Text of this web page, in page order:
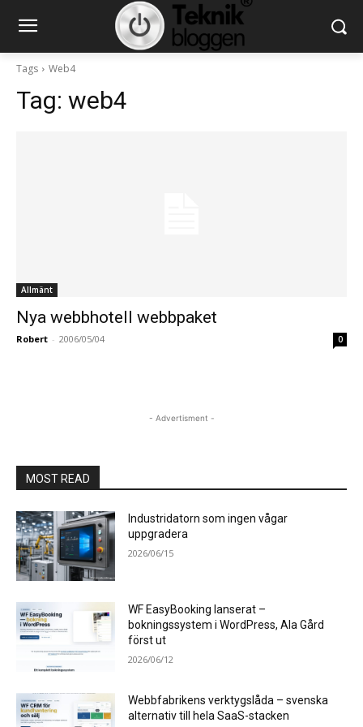
Tags Web4
Tag: web4
Allmänt
Nya webbhotell webbpaket
Robert - 2006/05/04 0
- Advertisment -
MOST READ
Industridatorn som ingen vågar
uppgradera
2026/06/15
WF EasyBooking lanserat –
bokningssystem i WordPress, Ala Gård
först ut
2026/06/12
Webbfabrikens verktygslåda – svenska
alternativ till hela SaaS-stacken